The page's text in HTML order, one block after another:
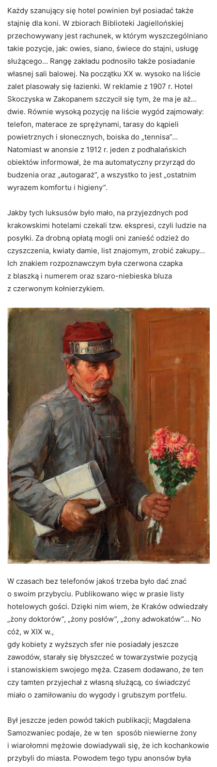
Każdy szanujący się hotel powinien był posiadać także
stajnię dla koni. W zbiorach Biblioteki Jagiellońskiej
przechowywany jest rachunek, w którym wyszczególniano
takie pozycje, jak: owies, siano, świece do stajni, usługę
służącego… Rangę zakładu podnosiło także posiadanie
własnej sali balowej. Na początku XX w. wysoko na liście
zalet plasowały się łazienki. W reklamie z 1907 r. Hotel
Skoczyska w Zakopanem szczycił się tym, że ma je aż…
dwie. Równie wysoką pozycję na liście wygód zajmowały:
telefon, materace ze sprężynami, tarasy do kąpieli
powietrznych i słonecznych, boiska do „tennisa”…
Natomiast w anonsie z 1912 r. jeden z podhalańskich
obiektów informował, że ma automatyczny przyrząd do
budzenia oraz „autogaraż”, a wszystko to jest „ostatnim
wyrazem komfortu i higieny”.
Jakby tych luksusów było mało, na przyjezdnych pod
krakowskimi hotelami czekali tzw. ekspresi, czyli ludzie na
posyłki. Za drobną opłatą mogli oni zanieść odzież do
czyszczenia, kwiaty damie, list znajomym, zrobić zakupy…
Ich znakiem rozpoznawczym była czerwona czapka
z blaszką i numerem oraz szaro-niebieska bluza
z czerwonym kołnierzykiem.
W czasach bez telefonów jakoś trzeba było dać znać
o swoim przybyciu. Publikowano więc w prasie listy
hotelowych gości. Dzięki nim wiem, że Kraków odwiedzały
„żony doktorów”, „żony posłów”, „żony adwokatów”… No
cóż, w XIX w.,
gdy kobiety z wyższych sfer nie posiadały jeszcze
zawodów, starały się błyszczeć w towarzystwie pozycją
i stanowiskiem swojego męża. Czasem dodawano, że ten
czy tamten przyjechał z własną służącą, co świadczyć
miało o zamiłowaniu do wygody i grubszym portfelu.
Był jeszcze jeden powód takich publikacji; Magdalena
Samozwaniec podaje, że w ten sposób niewierne żony
i wiarołomni mężowie dowiadywali się, że ich kochankowie
przybyli do miasta. Powodem tego typu anonsów była